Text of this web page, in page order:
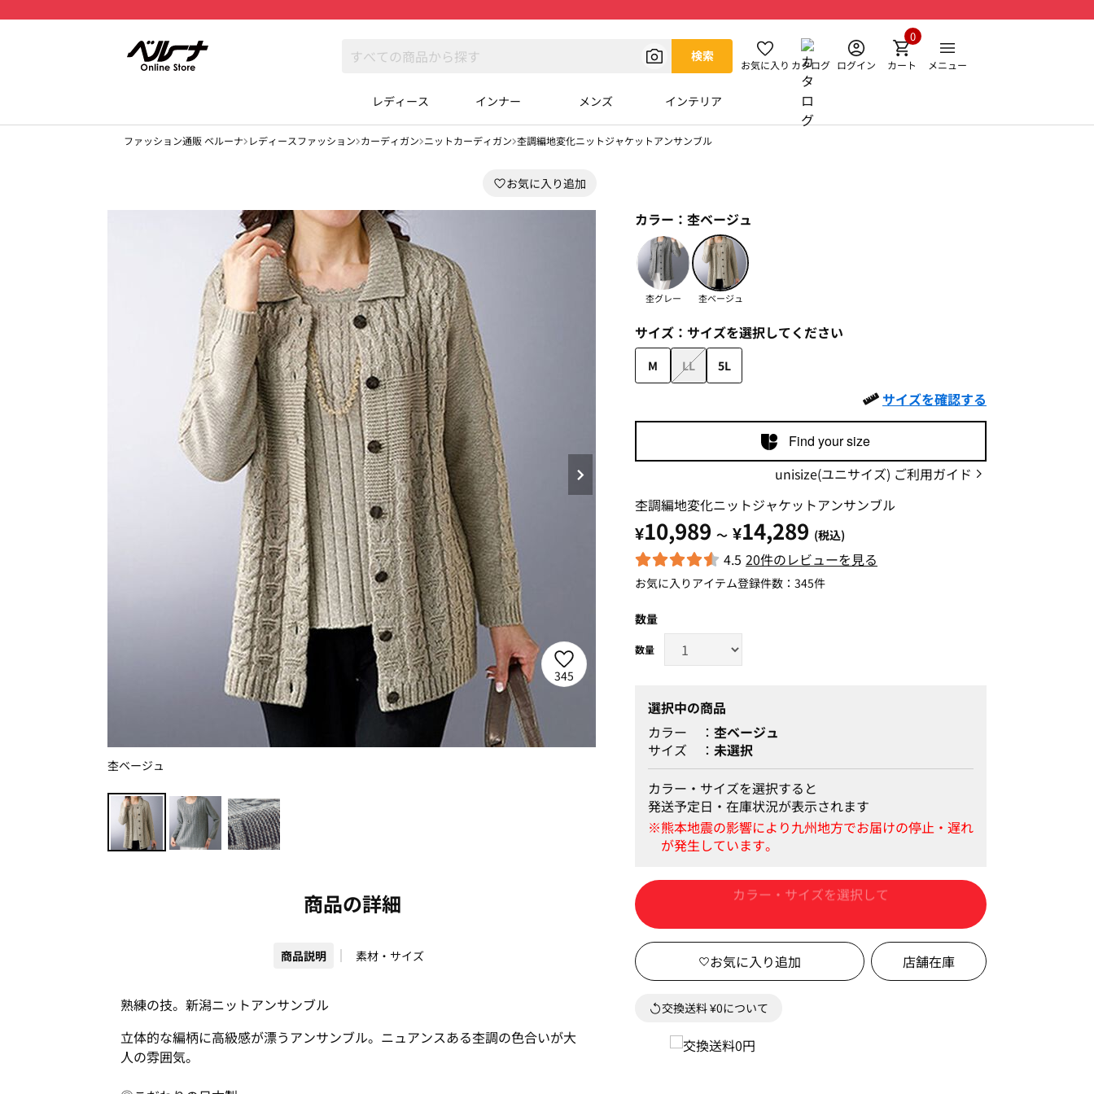
検索
お気に入り カタログ ログイン カート
0
メニュー
レディース インナー メンズ インテリア
ファッション通販 ベルーナ レディースファッション カーディガン ニットカーディガン 杢調編地変化ニットジャケットアンサンブル
345
杢ベージュ セーター(杢グレー)
商品の詳細
商品説明 素材・サイズ
熟練の技。新潟ニットアンサンブル
立体的な編柄に高級感が漂うアンサンブル。ニュアンスある杢調の色合いが大
人の雰囲気。
カラー： 杢ベージュ
杢グレー 杢ベージュ
サイズ： サイズを選択してください
M LL 5L
サイズを確認する
Find your size
unisize(ユニサイズ) ご利用ガイド
杢調編地変化ニットジャケットアンサンブル
¥10,989 ～ ¥14,289 (税込)
4.5 20件のレビューを見る
お気に入りアイテム登録件数： 345件
数量
選択中の商品
カラー
杢ベージュ
サイズ
未選択
カラー・サイズを選択すると
発送予定日・在庫状況が表示されます
カートに入れる
店舗在庫
交換送料 ¥0について